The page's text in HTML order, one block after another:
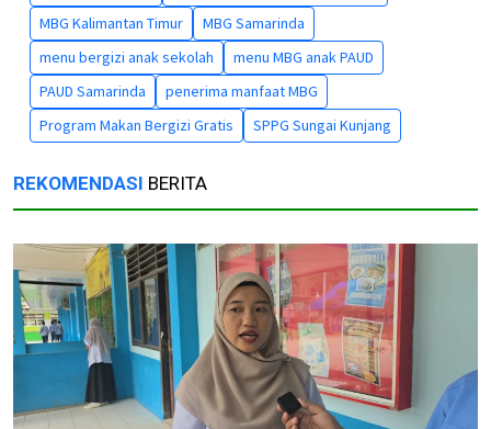
MBG Kalimantan Timur
MBG Samarinda
menu bergizi anak sekolah
menu MBG anak PAUD
PAUD Samarinda
penerima manfaat MBG
Program Makan Bergizi Gratis
SPPG Sungai Kunjang
REKOMENDASI BERITA